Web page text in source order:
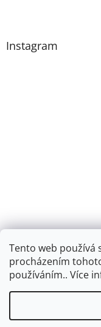
Tento web používá
procházením
používáním.. Více
Instagram
Sledovat